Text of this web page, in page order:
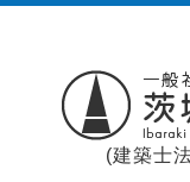
(建築士